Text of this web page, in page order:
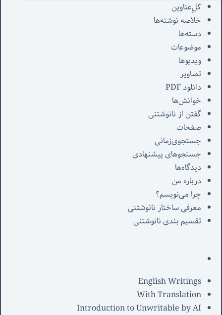
کل‌ِعناوین
خلاصه نوشته‌ها
دسته‌ها
موضوعات
ویدیوها
تصاویر
دانلود PDF
خوانش‌ها
گفتن از نانوشتنی
صفحات
جستجوی‌زمانی
جستجوهای پیشنهادی
دیدگاه‌ها
درباره من
چرا می‌نویسم؟
معرفی‌ ساختار نانوشتنی
تقسیم بندی نانوشتنی
English Writings
With Translation
Introduction to Unwritable by AI